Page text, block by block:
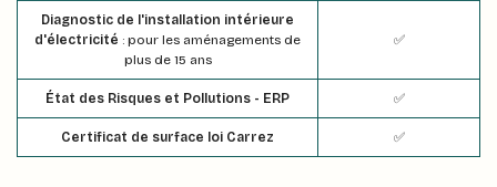
Diagnostic de l'installation intérieure
d'électricité : pour les aménagements de
plus de 15 ans
✅
État des Risques et Pollutions - ERP ✅
Certificat de surface loi Carrez ✅